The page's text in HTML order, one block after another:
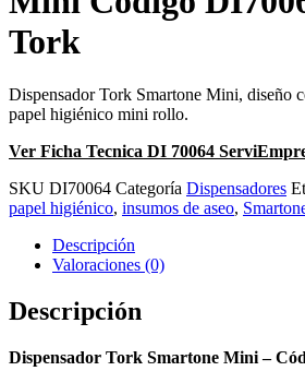
Tork
Dispensador Tork Smartone Mini, diseño
papel higiénico mini rollo.
Ver Ficha Tecnica DI 70064
SKU DI70064 Categoría Dispensadores
papel higiénico, insumos de aseo,
Descripción
Valoraciones (0)
Descripción
Dispensador Tork Smartone Mini –